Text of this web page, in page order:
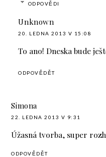
ODPOVĚDI
Unknown
20. LEDNA 2013 V 15:08
To ano! Dneska bude
ODPOVĚDĚT
Simona
22. LEDNA 2013 V 9:31
Úžasná tvorba, super
ODPOVĚDĚT